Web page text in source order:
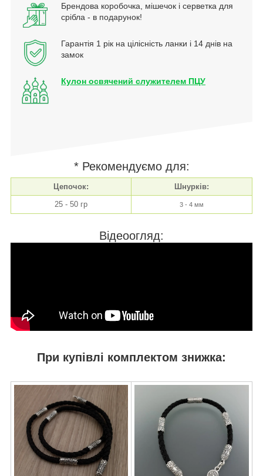
Брендова коробочка, мішечок і серветка для
срібла - в подарунок!
Гарантія 1 рік на цілісність ланки і 14 днів на
замок
Кулон освячений служителем ПЦУ
* Рекомендуємо для:
Цепочок:
Шнурків:
25 - 50 гр
3 - 4 мм
Відеоогляд:
При купівлі комплектом знижка: